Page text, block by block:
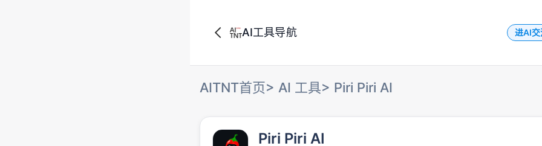
AI工具导航 进AI交
AITNT首页> AI 工具> Piri Piri AI
Piri Piri AI